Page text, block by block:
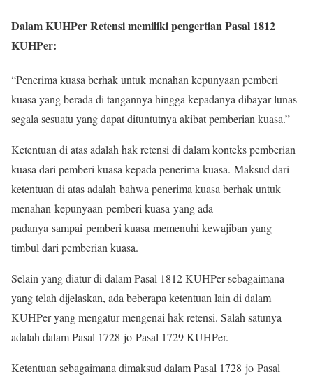
Dalam KUHPer Retensi memiliki pengertian Pasal 1812
KUHPer:
“Penerima kuasa berhak untuk menahan kepunyaan pemberi
kuasa yang berada di tangannya hingga kepadanya dibayar lunas
segala sesuatu yang dapat dituntutnya akibat pemberian kuasa.”
Ketentuan di atas adalah hak retensi di dalam konteks pemberian
kuasa dari pemberi kuasa kepada penerima kuasa. Maksud dari
ketentuan di atas adalah bahwa penerima kuasa berhak untuk
menahan kepunyaan pemberi kuasa yang ada
padanya sampai pemberi kuasa memenuhi kewajiban yang
timbul dari pemberian kuasa.
Selain yang diatur di dalam Pasal 1812 KUHPer sebagaimana
yang telah dijelaskan, ada beberapa ketentuan lain di dalam
KUHPer yang mengatur mengenai hak retensi. Salah satunya
adalah dalam Pasal 1728 jo Pasal 1729 KUHPer.
Ketentuan sebagaimana dimaksud dalam Pasal 1728 jo Pasal